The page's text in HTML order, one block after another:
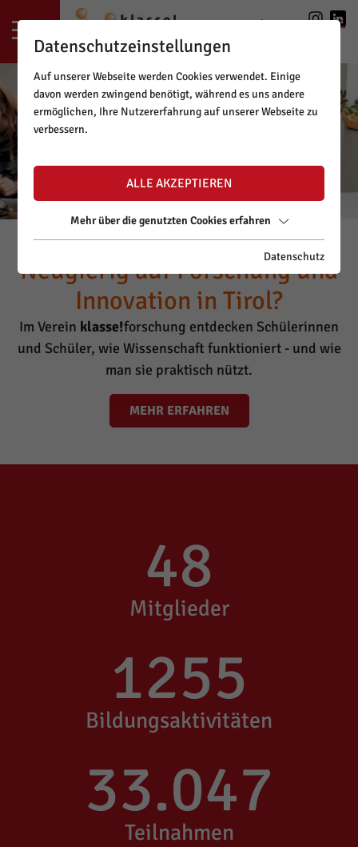
LOGIN|REGISTRIERUNG
Neugierig auf Forschung und
Innovation in Tirol?
Im Verein klasse!forschung entdecken Schülerinnen
und Schüler, wie Wissenschaft funktioniert - und wie
man sie praktisch nützt.
MEHR ERFAHREN
48
Mitglieder
1255
Bildungsaktivitäten
33.047
Teilnahmen
Datenschutzeinstellungen
Auf unserer Webseite werden Cookies verwendet. Einige
davon werden zwingend benötigt, während es uns andere
ermöglichen, Ihre Nutzererfahrung auf unserer Webseite zu
verbessern.
ALLE AKZEPTIEREN
Mehr über die genutzten Cookies erfahren
Datenschutz